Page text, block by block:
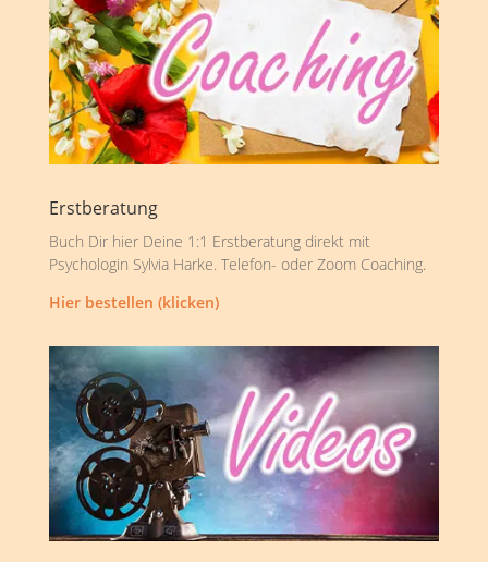
Erstberatung
Buch Dir hier Deine 1:1 Erstberatung direkt mit
Psychologin Sylvia Harke. Telefon- oder Zoom Coaching.
Hier bestellen (klicken)